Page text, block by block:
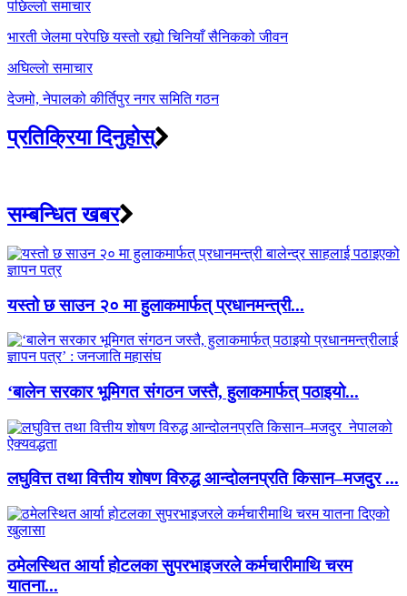
Post
navigation
पछिल्लाे समाचार
भारती जेलमा परेपछि यस्तो रह्यो चिनियाँ सैनिकको जीवन
अघिल्लाे समाचार
देजमो, नेपालको कीर्तिपुर नगर समिति गठन
प्रतिक्रिया दिनुहोस्
सम्बन्धित खबर
यस्तो छ साउन २० मा हुलाकमार्फत् प्रधानमन्त्री...
‘बालेन सरकार भूमिगत संगठन जस्तै, हुलाकमार्फत् पठाइयो...
लघुवित्त तथा वित्तीय शोषण विरुद्ध आन्दोलनप्रति किसान–मजदुर ...
ठमेलस्थित आर्या होटलका सुपरभाइजरले कर्मचारीमाथि चरम
यातना...